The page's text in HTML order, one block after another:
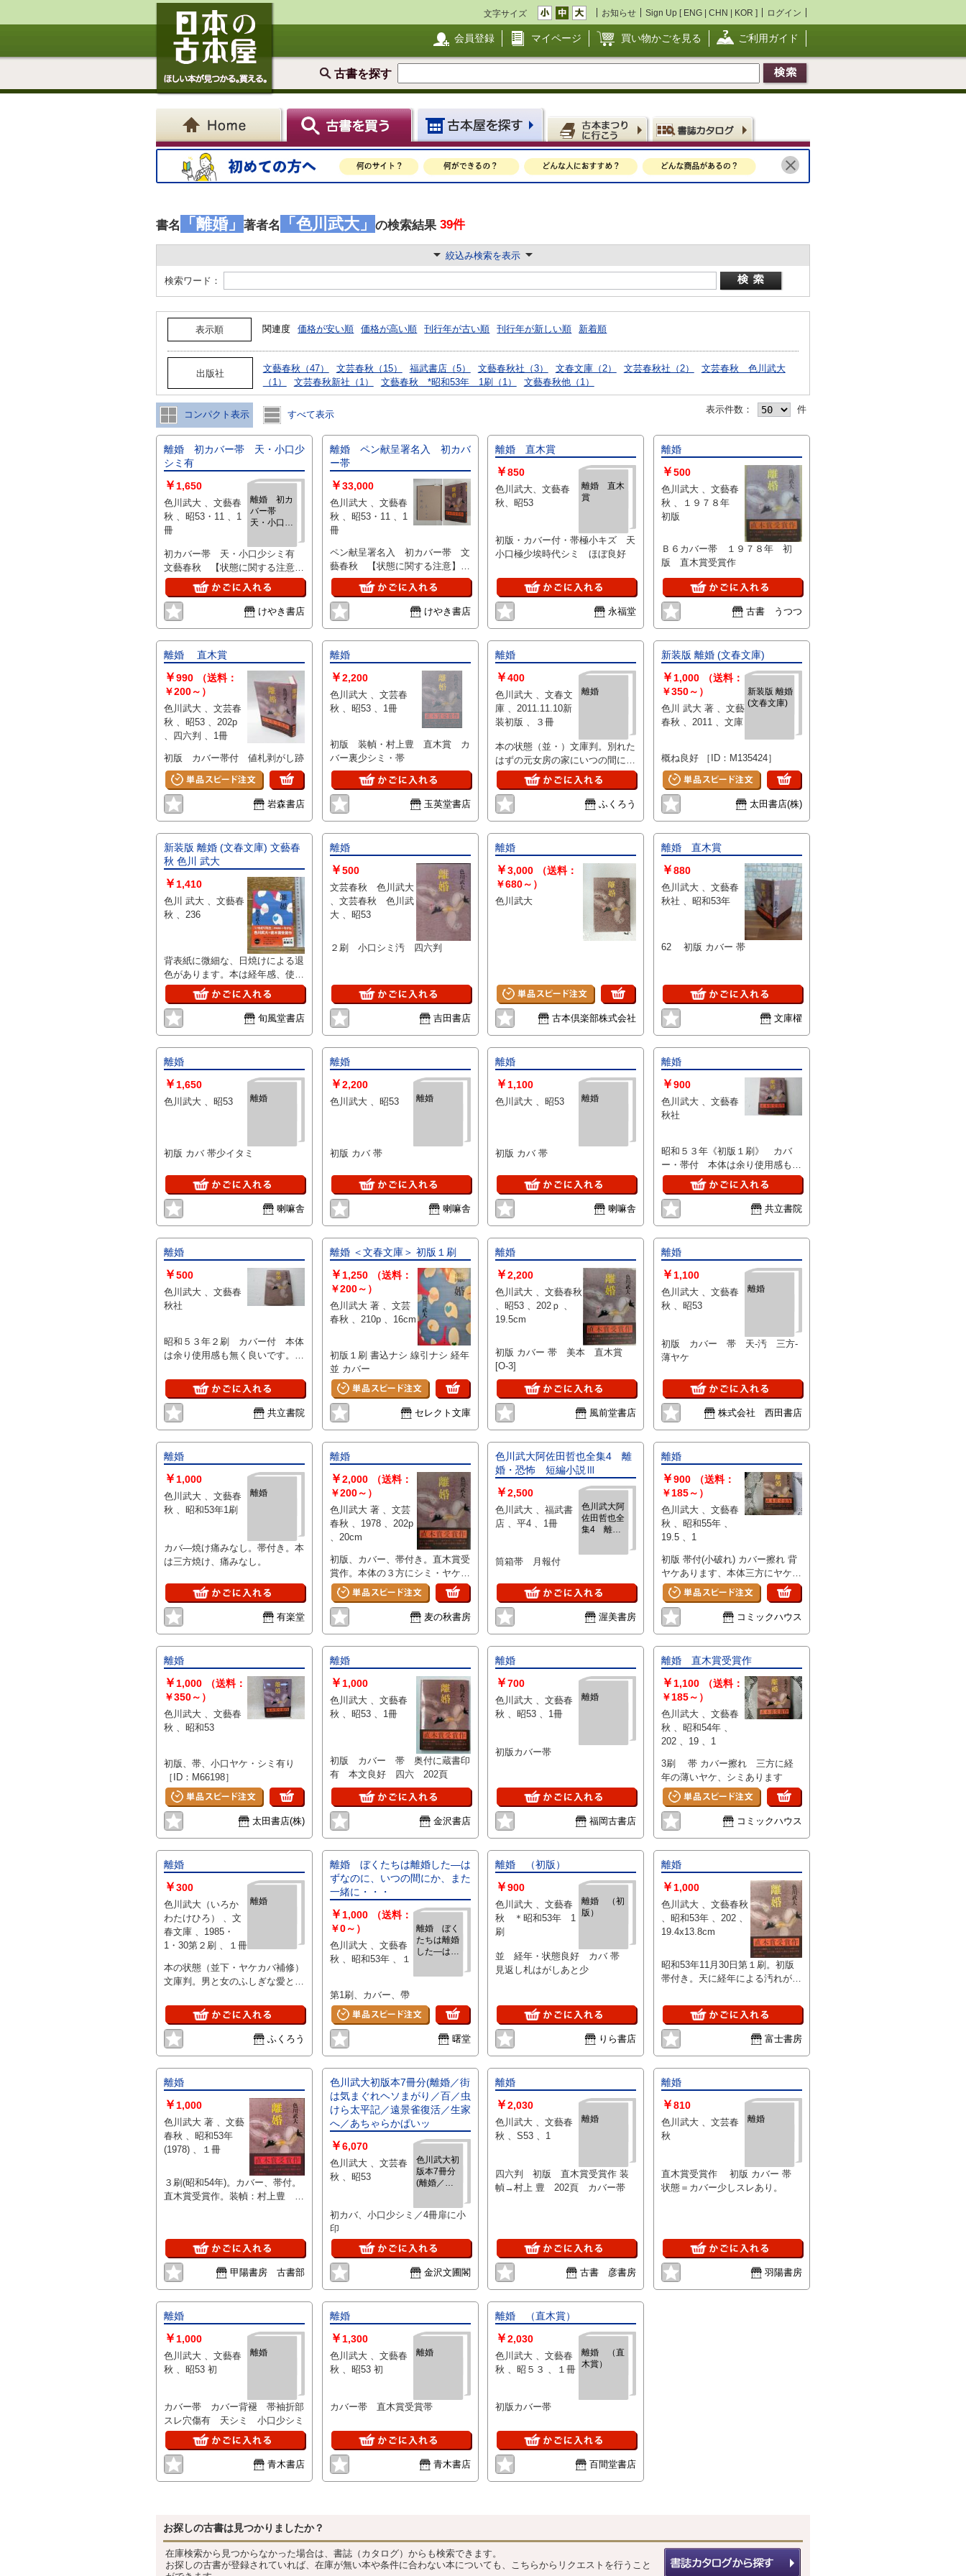
文字サイズ お知らせ Sign Up [ ENG | CHN | KOR ] ログイン
会員登録 マイページ 買い物かごを見る ご利用ガイド
古書を探す
書名 「離婚」 著者名 「色川武大」 の検索結果 39件
絞込み検索を表示
検索ワード：
表示順 関連度 価格が安い順 価格が高い順 刊行年が古い順 刊行年が新しい順 新着順
出版社 文藝春秋（47） 文芸春秋（15） 福武書店（5） 文藝春秋社（3） 文春文庫（2） 文芸春秋社（2）
文芸春秋 色川武大
（1）
文芸春秋新社（1） 文藝春秋 *昭和53年 1刷（1） 文藝春秋他（1）
コンパクト表示 すべて表示 表示件数： 件
離婚 初カバー帯 天・小口少
シミ有
離婚 初カ
バー帯
天・小口少
￥ 1,650
色川武大 、文藝春
秋 、昭53・11 、1
冊
初カバー帯 天・小口少シミ有
文藝春秋 【状態に関する注意】
けやき書店の掲載品は全て、状態
に関わらず「中古品（並）」と表
示されています。「日本の古本
屋」は６段階の「状態」表記が必
品の特質上、状態の簡易な区分け
は適切ではない（不可能な）為、
状態欄の「中古品（並）」という
表現は考慮にいれないで下さい。
痛みなどの瑕疵につきましては、
解説欄等をご参考にして下さい。
状態表記の無いものは特に問題な
く良好とお考え下さい。:
けやき書店
離婚 ペン献呈署名入 初カバ
ー帯
￥33,000
色川武大 、文藝春
秋 、昭53・11 、1
冊
ペン献呈署名入 初カバー帯 文
藝春秋 【状態に関する注意】け
やき書店の掲載品は全て、状態に
関わらず「中古品（並）」と表示
されています。「日本の古本屋」
は６段階の「状態」表記が必須と
特質上、状態の簡易な区分けは適
切ではない（不可能な）為、状態
欄の「中古品（並）」という表現
は考慮にいれないで下さい。痛み
などの瑕疵につきましては、解説
欄等をご参考にして下さい。状態
表記の無いものは特に問題なく良
好とお考え下さい。:
けやき書店
離婚 直木賞
離婚 直木
賞
￥850
色川武大、文藝春
秋、昭53
初版・カバー付・帯極小キズ 天
小口極少埃時代シミ ほぼ良好
永福堂
離婚
￥500
色川武大 、文藝春
秋 、１９７８年
初版
Ｂ６カバー帯 １９７８年 初
版 直木賞受賞作
古書 うつつ
離婚 直木賞
￥990
（送料：
￥200～）
色川武大 、文芸春
秋 、昭53 、202p
、四六判 、1冊
初版 カバー帯付 値札剥がし跡
岩森書店
離婚
￥2,200
色川武大 、文芸春
秋 、昭53 、1冊
初版 装幀・村上豊 直木賞 カ
バー裏少シミ・帯
玉英堂書店
離婚
離婚
￥400
色川武大 、文春文
庫 、2011.11.10新
装初版 、３冊
本の状態（並・）文庫判。別れた
はずの元女房の家にいつの間にか
すみついて・・男と女の可笑しく
哀しい
ふくろう
新装版 離婚 (文春文庫)
新装版 離婚
(文春文庫)
￥ 1,000
（送料：
￥350～）
色川 武大 著 、文藝
春秋 、2011 、文庫
概ね良好 ［ID：M135424］
太田書店(株)
新装版 離婚 (文春文庫) 文藝春
秋 色川 武大
￥ 1,410
色川 武大 、文藝春
秋 、236
背表紙に微細な、日焼けによる退
色があります。本は経年感、使用
感ございますが読むことに支障は
ございません。※注意事項※■商
品・状態はコンディションガイド
ラインに基づき、判断・出品され
ある商品の場合、記載されていな
い物は『付属なし』とご理解下さ
い。
旬風堂書店
離婚
￥500
文芸春秋 色川武大
、文芸春秋 色川武
大 、昭53
２刷 小口シミ汚 四六判
吉田書店
離婚
￥3,000
（送料：
￥680～）
色川武大
古本倶楽部株式会社
離婚 直木賞
￥880
色川武大 、文藝春
秋社 、昭和53年
62 初版 カバー 帯
文庫櫂
離婚
離婚
￥ 1,650
色川武大 、昭53
初版 カバ 帯少イタミ
喇嘛舎
離婚
離婚
￥2,200
色川武大 、昭53
初版 カバ 帯
喇嘛舎
離婚
離婚
￥1,100
色川武大 、昭53
初版 カバ 帯
喇嘛舎
離婚
￥900
色川武大 、文藝春
秋社
昭和５３年《初版１刷》 カバ
ー・帯付 本体は余り使用感も無
く良好。カバーと帯も良いです。
共立書院
離婚
￥500
色川武大 、文藝春
秋社
昭和５３年２刷 カバー付 本体
は余り使用感も無く良いです。カ
気味。帯も良いです。
共立書院
離婚 ＜文春文庫＞ 初版１刷
￥ 1,250
（送料：
￥200～）
色川武大 著 、文芸
春秋 、210p 、16cm
初版１刷 書込ナシ 線引ナシ 経年
並 カバー
セレクト文庫
離婚
￥2,200
色川武大 、文藝春秋
、昭53 、202ｐ 、
19.5cm
初版 カバー 帯 美本 直木賞
[O-3]
風前堂書店
離婚
離婚
￥ 1,100
色川武大 、文藝春
秋 、昭53
初版 カバー 帯 天-汚 三方-
薄ヤケ
株式会社 西田書店
離婚
離婚
￥ 1,000
色川武大 、文藝春
秋 、昭和53年1刷
カバ―焼け痛みなし。帯付き。本
は三方焼け、痛みなし。
有楽堂
離婚
￥2,000
（送料：
￥200～）
色川武大 著 、文芸
春秋 、1978 、202p
、20cm
初版、カバー、帯付き。直木賞受
賞作。本体の３方にシミ・ヤケ・
ヨゴレ、カバーの裏側にシミ・ヤ
ケ・ヨゴレがあります。 ４篇収
録。 装丁・村上豊
麦の秋書房
色川武大阿佐田哲也全集4 離
婚・恐怖 短編小説Ⅲ
色川武大阿
佐田哲也全
集4 離
短編小説
￥2,500
色川武大 、福武書
店 、平4 、1冊
筒箱帯 月報付
渥美書房
離婚
￥900
（送料：
￥185～）
色川武大 、文藝春
秋 、昭和55年 、
19.5 、1
初版 帯付(小破れ) カバー擦れ 背
ヤケあります、本体三方にヤケあ
ります 天にシミあります 本文上
部に小シミあります(1箇所)
コミックハウス
離婚
￥ 1,000
（送料：
￥350～）
色川武大 、文藝春
秋 、昭和53
初版、帯、小口ヤケ・シミ有り
［ID：M66198］
太田書店(株)
離婚
￥ 1,000
色川武大 、文藝春
秋 、昭53 、1冊
初版 カバー 帯 奥付に蔵書印
有 本文良好 四六 202頁
金沢書店
離婚
離婚
￥700
色川武大 、文藝春
秋 、昭53 、1冊
初版カバー帯
福岡古書店
離婚 直木賞受賞作
￥ 1,100
（送料：
￥185～）
色川武大 、文藝春
秋 、昭和54年 、
202 、19 、1
3刷 帯 カバー擦れ 三方に経
年の薄いヤケ、シミあります
コミックハウス
離婚
離婚
￥300
色川武大（いろか
わたけひろ） 、文
春文庫 、1985・
1・30第２刷 、１冊
本の状態（並下・ヤケカバ補修）
文庫判。男と女のふしぎな愛と倦
描き出す。直木賞受賞作
ふくろう
離婚 ぼくたちは離婚した―は
ずなのに、いつの間にか、また
一緒に・・・
離婚 ぼく
たちは離婚
した―はず
つの間に
￥ 1,000
（送料：
￥0～）
色川武大 、文藝春
秋 、昭和53年 、１
第1刷、カバー、帶
曙堂
離婚 （初版）
離婚 （初
版）
￥900
色川武大 、文藝春
秋 ＊昭和53年 1
刷
並 経年・状態良好 カバ 帯
見返し札はがしあと少
りら書店
離婚
￥ 1,000
色川武大 、文藝春秋
、昭和53年 、202 、
19.4x13.8cm
昭和53年11月30日第１刷。初版
帯付き。天に経年による汚れがあ
す。送料￥198～。
富士書房
離婚
￥ 1,000
色川武大 著 、文藝
春秋 、昭和53年
(1978) 、１冊
３刷(昭和54年)。カバー、帯付。
直木賞受賞作。装幀：村上豊 帯
(見開き)に新聞切り抜き挟み込み
によるヤケあり。全体的に経年劣
化によるヤケ、シミあり。
甲陽書房 古書部
色川武大初版本7冊分(離婚／街
は気まぐれヘソまがり／百／虫
けら太平記／遠景雀復活／生家
へ／あちゃらかぱいッ
色川武大初
版本7冊分
(離婚／街
ヘソまがり
／百／虫け
遠景雀復活
／生家へ／
ぱいッ
￥6,070
色川武大 、文芸春
秋 、昭53
初カバ、小口少シミ／4冊扉に小
印
金沢文圃閣
離婚
離婚
￥2,030
色川武大 、文藝春
秋 、S53 、1
四六判 初版 直木賞受賞作 装
幀→村上 豊 202頁 カバー帯
古書 彦書房
離婚
離婚
￥810
色川武大 、文芸春
秋
直木賞受賞作 初版 カバー 帯
状態＝カバー少しスレあり。
羽陽書房
離婚
離婚
￥ 1,000
色川武大 、文藝春
秋 、昭53 初
カバー帯 カバー背褪 帯袖折部
スレ穴傷有 天シミ 小口少シミ
青木書店
離婚
離婚
￥ 1,300
色川武大 、文藝春
秋 、昭53 初
カバー帯 直木賞受賞帯
青木書店
離婚 （直木賞）
離婚 （直
木賞）
￥2,030
色川武大 、文藝春
秋 、昭５３ 、１冊
初版カバー帯
百間堂書店
お探しの古書は見つかりましたか？
在庫検索から見つからなかった場合は、書誌（カタログ）からも検索できます。
お探しの古書が登録されていれば、在庫が無い本や条件に合わない本についても、こちらからリクエストを行うこと